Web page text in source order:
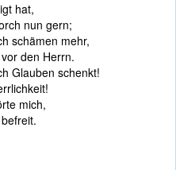
hat,
nun gern;
schämen mehr,
den Herrn.
Glauben schenkt!
mich,